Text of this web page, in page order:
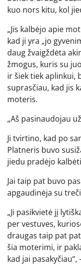
kuo nors kitu, kol
„Jis kalbėjo apie
kad ji yra „jo
daug žvaigždėta
žmogus, kuris su
ir šiek tiek aplinkui,
suprasčiau, kad jis
moteris.
„Aš pasinaudojau
Ji tvirtino, kad po
Platneris buvo
jiedu pradėjo
Jai taip pat buvo
apgaudinėja su
„Ji pasikvietė jį
per vestuves,
draugas taip pat
šia moterimi, ir
kad jai pasakyčiau“,